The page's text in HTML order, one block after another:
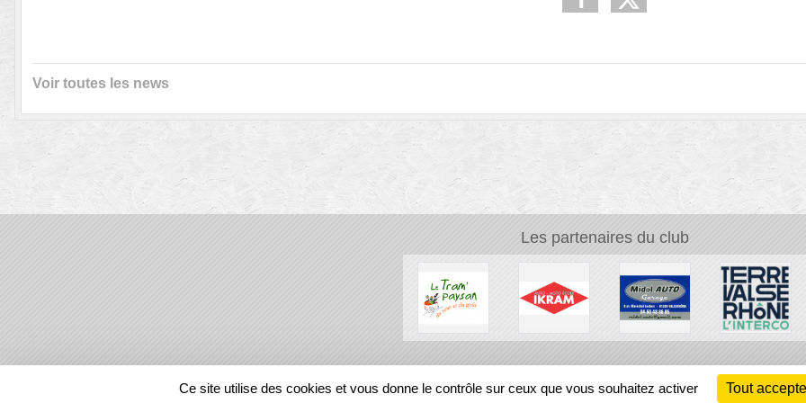
Voir toutes les news
Les partenaires du club
REGIONS
Ce site utilise des cookies et vous donne le contrôle sur ceux que vous souhaitez activer Tout